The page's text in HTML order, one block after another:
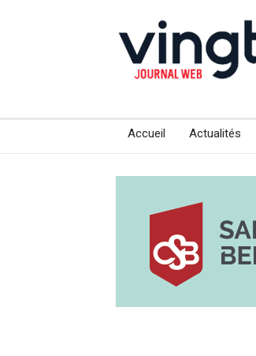
Accueil Actualités